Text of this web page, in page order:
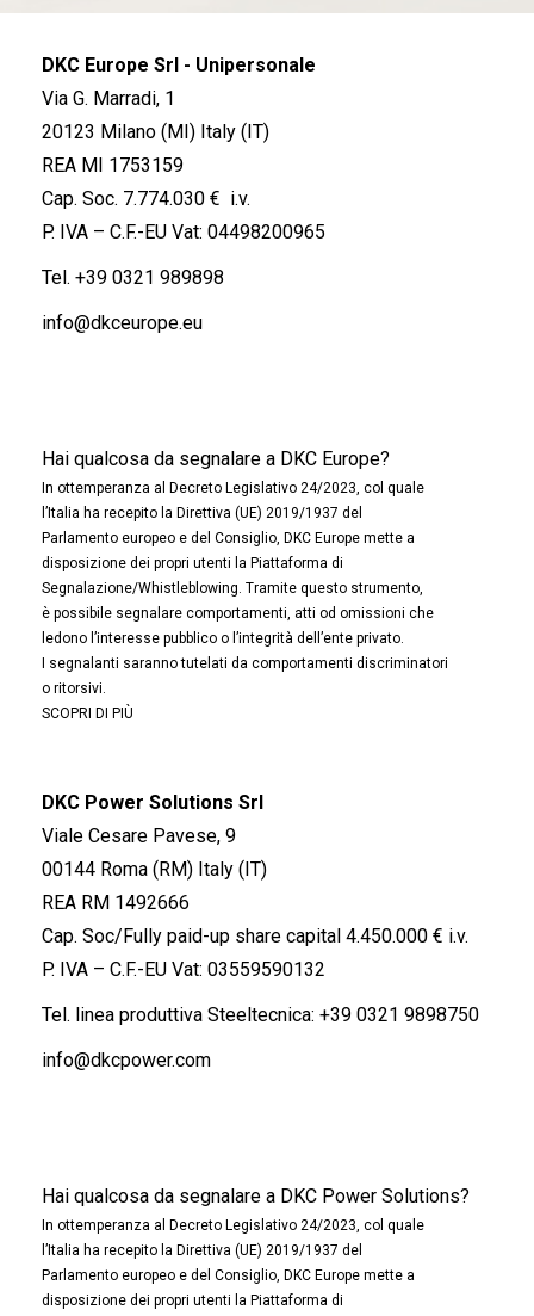
DKC Europe Srl - Unipersonale
Via G. Marradi, 1
20123 Milano (MI) Italy (IT)
REA MI 1753159
Cap. Soc. 7.774.030 € i.v.
P. IVA – C.F.-EU Vat: 04498200965
Tel. +39 0321 989898
info@dkceurope.eu
Hai qualcosa da segnalare a DKC Europe?
In ottemperanza al Decreto Legislativo 24/2023, col quale
l’Italia ha recepito la Direttiva (UE) 2019/1937 del
Parlamento europeo e del Consiglio, DKC Europe mette a
disposizione dei propri utenti la Piattaforma di
Segnalazione/Whistleblowing. Tramite questo strumento,
è possibile segnalare comportamenti, atti od omissioni che
ledono l’interesse pubblico o l’integrità dell’ente privato.
I segnalanti saranno tutelati da comportamenti discriminatori
o ritorsivi.
SCOPRI DI PIÙ
DKC Power Solutions Srl
Viale Cesare Pavese, 9
00144 Roma (RM) Italy (IT)
REA RM 1492666
Cap. Soc/Fully paid-up share capital 4.450.000 € i.v.
P. IVA – C.F.-EU Vat: 03559590132
Tel. linea produttiva Steeltecnica: +39 0321 9898750
info@dkcpower.com
Hai qualcosa da segnalare a DKC Power Solutions?
In ottemperanza al Decreto Legislativo 24/2023, col quale
l’Italia ha recepito la Direttiva (UE) 2019/1937 del
Parlamento europeo e del Consiglio, DKC Europe mette a
disposizione dei propri utenti la Piattaforma di